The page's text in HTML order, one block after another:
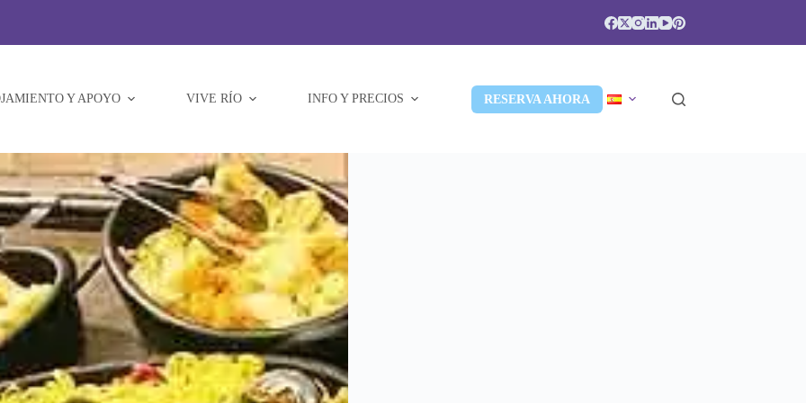
Y APOYO VIVE RÍO INFO Y PRECIOS RESERVA AHORA